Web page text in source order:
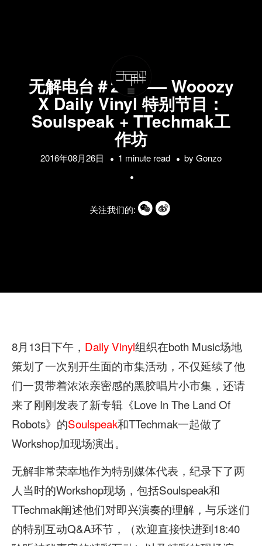
无解电台＃21 —— Wooozy
X Daily Vinyl 特别节目：
Soulspeak + TTechmak工
作坊
2016年08月26日 1 minute read by Gonzo
关注我们的:
8月13日下午， Daily Vinyl组织在both Music场地
策划了一次别开生面的市集活动，不仅延续了他
们一贯带着浓浓亲密感的黑胶唱片小市集，还请
来了刚刚发表了新专辑《Love In The Land Of
Robots》的Soulspeak和TTechmak一起做了
Workshop加现场演出。
无解非常荣幸地作为特别媒体代表，纪录下了两
人当时的Workshop现场，包括Soulspeak和
TTechmak阐述他们对即兴演奏的理解，与乐迷们
的特别互动Q&A环节，（欢迎直接快进到18:40